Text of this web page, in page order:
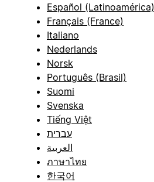
Español (Latinoamérica)
Français (France)
Italiano
Nederlands
Norsk
Português (Brasil)
Suomi
Svenska
Tiếng Việt
עברית
العربية
ภาษาไทย
한국어